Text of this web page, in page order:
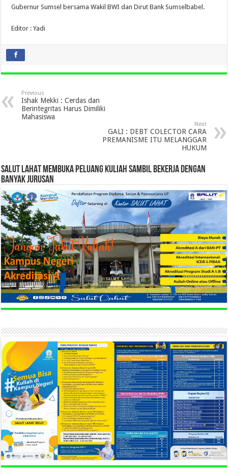
Gubernur Sumsel bersama Wakil BWI dan Dirut Bank Sumselbabel.
Editor : Yadi
Previous
Ishak Mekki : Cerdas dan
Berintegritas Harus Dimiliki
Mahasiswa
Next
GALI : DEBT COLECTOR CARA
PREMANISME ITU MELANGGAR
HUKUM
SALUT LAHAT MEMBUKA PELUANG KULIAH SAMBIL BEKERJA DENGAN
BANYAK JURUSAN